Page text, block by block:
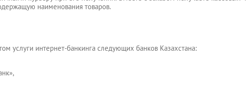
наименования товаров.
услуги интернет-банкинга следующих банков Казахстана: